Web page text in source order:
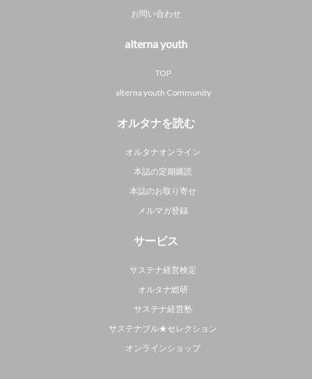
お問い合わせ
alterna youth
TOP
alterna youth Community
オルタナを読む
オルタナオンライン
本誌の定期購読
本誌のお取り寄せ
メルマガ登録
サービス
サステナ経営検定
オルタナ総研
サステナ経営塾
サステナブル★セレクション
オンラインショップ